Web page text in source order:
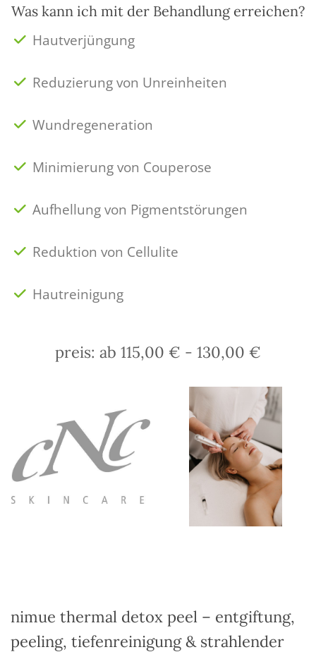
Was kann ich mit der Behandlung erreichen?
Hautverjüngung
Reduzierung von Unreinheiten
Wundregeneration
Minimierung von Couperose
Aufhellung von Pigmentstörungen
Reduktion von Cellulite
Hautreinigung
preis: ab 115,00 € - 130,00 €
nimue thermal detox peel – entgiftung,
peeling, tiefenreinigung & strahlender